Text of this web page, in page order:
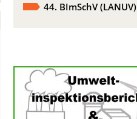
44. BImSchV (LANUV)